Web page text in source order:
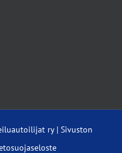
ry | Sivuston